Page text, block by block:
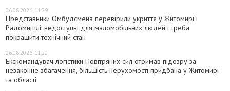
06.08.2026, 11:29
Представники Омбудсмена перевірили укриття у Житомирі і
Радомишлі: недоступні для маломобільних людей і треба
покращити технічний стан
06.08.2026, 11:20
Екскомандувач логістики Повітряних сил отримав підозру за
незаконне збагачення, більшість нерухомості придбана у Житомирі
та області